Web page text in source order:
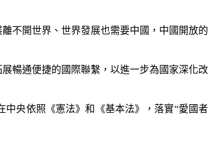
不開世界、世界發展也需要中國，中國開放的
暢通便捷的國際聯繫，以進一步為國家深化改
央依照《憲法》和《基本法》，落實“愛國者